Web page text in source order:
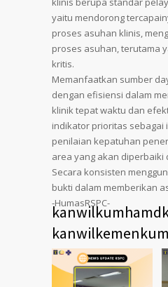
yaitu mendorong
proses asuhan klinis,
proses asuhan, terutama
kritis.
Memanfaatkan sumber
dengan efisiensi dalam
klinik tepat waktu dan
indikator prioritas sebagai
penilaian kepatuhan
area yang akan diperbaiki
Secara konsisten
bukti dalam memberikan
-HumasRSPC-